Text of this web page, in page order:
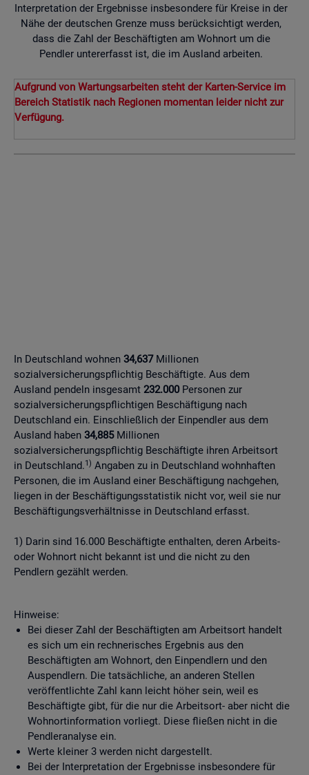
Interpretation der Ergebnisse insbesondere für Kreise in der
Nähe der deutschen Grenze muss berücksichtigt werden,
dass die Zahl der Beschäftigten am Wohnort um die
Pendler untererfasst ist, die im Ausland arbeiten.
Aufgrund von Wartungsarbeiten steht der Karten-Service im
Bereich Statistik nach Regionen momentan leider nicht zur
Verfügung.
In Deutschland wohnen 34,637Millionen
sozialversicherungspflichtig Beschäftigte. Aus dem
Ausland pendeln insgesamt 232.000Personen zur
sozialversicherungspflichtigen Beschäftigung nach
Deutschland ein. Einschließlich der Einpendler aus dem
Ausland haben 34,885Millionen
sozialversicherungspflichtig Beschäftigte ihren Arbeitsort
in Deutschland.1) Angaben zu in Deutschland wohnhaften
Personen, die im Ausland einer Beschäftigung nachgehen,
liegen in der Beschäftigungsstatistik nicht vor, weil sie nur
Beschäftigungsverhältnisse in Deutschland erfasst.
1) Darin sind 16.000 Beschäftigte enthalten, deren Arbeits-
oder Wohnort nicht bekannt ist und die nicht zu den
Pendlern gezählt werden.
Hinweise:
Bei dieser Zahl der Beschäftigten am Arbeitsort handelt
es sich um ein rechnerisches Ergebnis aus den
Beschäftigten am Wohnort, den Einpendlern und den
Auspendlern. Die tatsächliche, an anderen Stellen
veröffentlichte Zahl kann leicht höher sein, weil es
Beschäftigte gibt, für die nur die Arbeitsort- aber nicht die
Wohnortinformation vorliegt. Diese fließen nicht in die
Pendleranalyse ein.
Werte kleiner 3 werden nicht dargestellt.
Bei der Interpretation der Ergebnisse insbesondere für